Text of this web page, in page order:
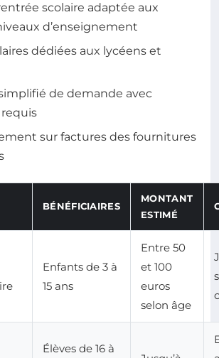
scolaire adaptée aux
d’enseignement
dédiées aux lycéens et
de demande avec
sur factures des fournitures
BÉNÉFICIAIRES
MONTANT
ESTIMÉ
Enfants de 3 à
15 ans
Entre 50
et 100
euros
selon âge
Élèves de 16 à